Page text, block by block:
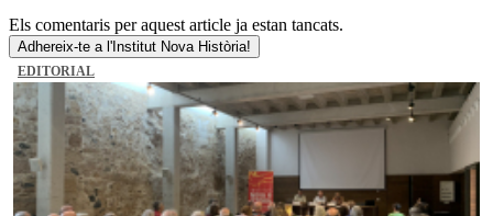
Els comentaris per aquest article ja estan tancats.
Adhereix-te a l'Institut Nova Història!
EDITORIAL